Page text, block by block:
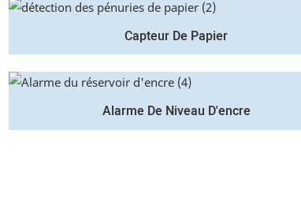
Capteur De Papier
Alarme De Niveau D'encre